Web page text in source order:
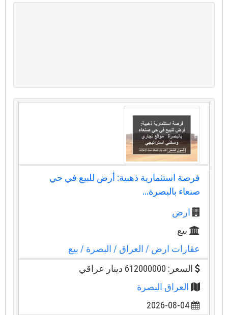
فرصة استثمارية ذهبية: أرض للبيع في حي
صنعاء بالبصرة...
ارض
بيع
عقارات ارض / العراق/ البصرة/ بيع
السعر: 612000000 دينار عراقي
العراق البصرة
2026-08-04